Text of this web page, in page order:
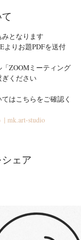
となります
よりお題PDFを送付
ZOOMミーティング
ください
はこちらをご確認く
| mk.art-studio
ェア